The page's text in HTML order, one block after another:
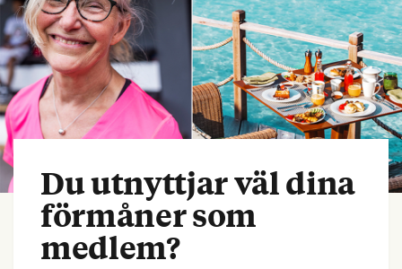
Du utnyttjar väl dina
förmåner som
medlem?